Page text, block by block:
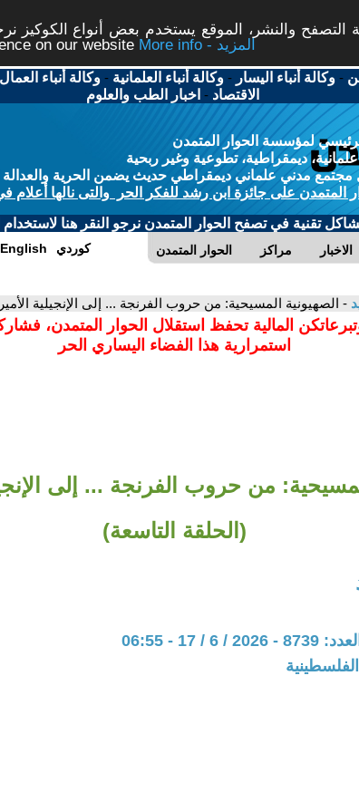
والنشر، الموقع يستخدم بعض أنواع الكوكيز
on our website
More info - المزيد
-وكالة أنباء اليسار -وكالة أنباء العلمانية -وكالة أنباء العمال
الاقتصاد - اخبار الطب والعلوم
لمؤسسة الحوار المتمدن
ديمقراطية، تطوعية وغير ربحية
مدني علماني ديمقراطي حديث يضمن الحرية والعدالة
المتمدن على جائزة ابن رشد للفكر الحر والتى نالها أعلام
تقنية في تصفح الحوار المتمدن نرجو النقر هنا لاستخدام
الحوار المتمدن مراكز الاخبار English كوردي
- الصهيونية المسيحية: من حروب الفرنجة ... إلى الإنجيلية
المالية تحفظ استقلال الحوار المتمدن،
استمرارية هذا الفضاء اليساري الحر
من حروب الفرنجة ... إلى
(الحلقة التاسعة)
/ 17 - 06:55